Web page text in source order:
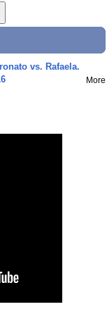
vs. Rafaela.
More